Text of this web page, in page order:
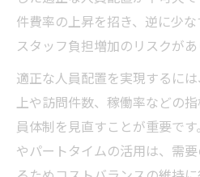
件費率の上昇を招き、逆に少
スタッフ負担増加のリスクがあ
適正な人員配置を実現するに
上や訪問件数、稼働率などの
員体制を見直すことが重要で
やパートタイムの活用は、需